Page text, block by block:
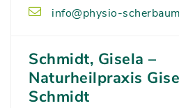
info@physio-
Schmidt, Gisela –
Naturheilpraxis
Schmidt